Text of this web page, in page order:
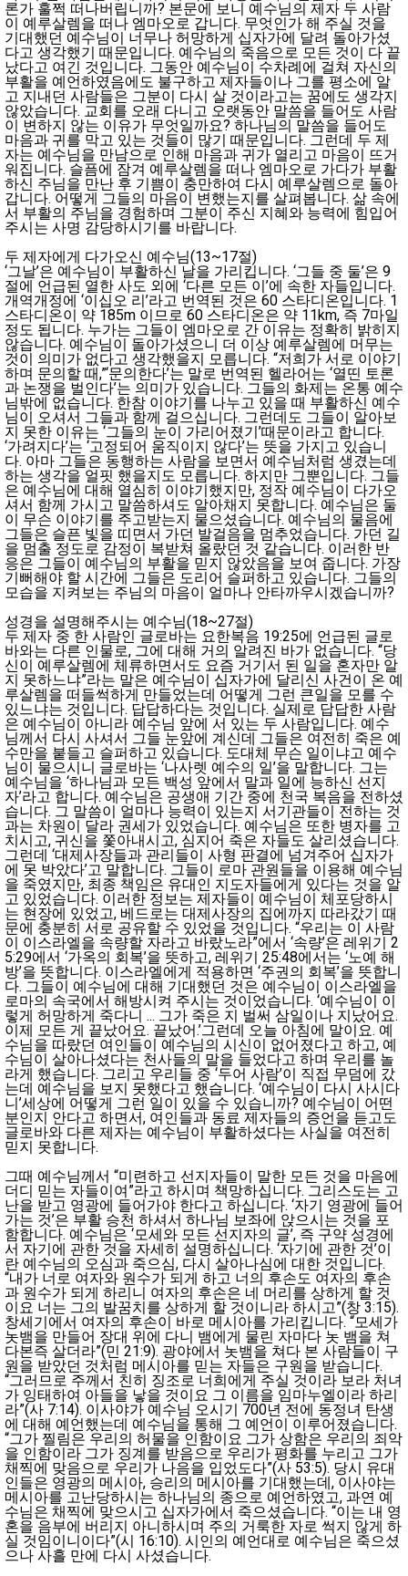
론가 훌쩍 떠나버립니까? 본문에 보니 예수님의 제자 두 사람
이 예루살렘을 떠나 엠마오로 갑니다. 무엇인가 해 주실 것을
기대했던 예수님이 너무나 허망하게 십자가에 달려 돌아가셨
다고 생각했기 때문입니다. 예수님의 죽음으로 모든 것이 다 끝
났다고 여긴 것입니다. 그동안 예수님이 수차례에 걸쳐 자신의
부활을 예언하였음에도 불구하고 제자들이나 그를 평소에 알
고 지내던 사람들은 그분이 다시 살 것이라고는 꿈에도 생각지
않았습니다. 교회를 오래 다니고 오랫동안 말씀을 들어도 사람
이 변하지 않는 이유가 무엇일까요? 하나님의 말씀을 들어도
마음과 귀를 막고 있는 것들이 많기 때문입니다. 그런데 두 제
자는 예수님을 만남으로 인해 마음과 귀가 열리고 마음이 뜨거
워집니다. 슬픔에 잠겨 예루살렘을 떠나 엠마오로 가다가 부활
하신 주님을 만난 후 기쁨이 충만하여 다시 예루살렘으로 돌아
갑니다. 어떻게 그들의 마음이 변했는지를 살펴봅니다. 삶 속에
서 부활의 주님을 경험하며 그분이 주신 지혜와 능력에 힘입어
주시는 사명 감당하시기를 바랍니다.
두 제자에게 다가오신 예수님(13~17절)
‘그날’은 예수님이 부활하신 날을 가리킵니다. ‘그들 중 둘’은 9
절에 언급된 열한 사도 외에 ‘다른 모든 이’에 속한 자들입니다.
개역개정에 ‘이십오 리’라고 번역된 것은 60 스타디온입니다. 1
스타디온이 약 185m 이므로 60 스타디온은 약 11km, 즉 7마일
정도 됩니다. 누가는 그들이 엠마오로 간 이유는 정확히 밝히지
않습니다. 예수님이 돌아가셨으니 더 이상 예루살렘에 머무는
것이 의미가 없다고 생각했을지 모릅니다. “저희가 서로 이야기
하며 문의할 때,”‘문의한다’는 말로 번역된 헬라어는 ‘열띤 토론
과 논쟁을 벌인다’는 의미가 있습니다. 그들의 화제는 온통 예수
님밖에 없습니다. 한참 이야기를 나누고 있을 때 부활하신 예수
님이 오셔서 그들과 함께 걸으십니다. 그런데도 그들이 알아보
지 못한 이유는 ‘그들의 눈이 가리어졌기’때문이라고 합니다.
‘가려지다’는 ‘고정되어 움직이지 않다’는 뜻을 가지고 있습니
다. 아마 그들은 동행하는 사람을 보면서 예수님처럼 생겼는데
하는 생각을 얼핏 했을지도 모릅니다. 하지만 그뿐입니다. 그들
은 예수님에 대해 열심히 이야기했지만, 정작 예수님이 다가오
셔서 함께 가시고 말씀하셔도 알아채지 못합니다. 예수님은 둘
이 무슨 이야기를 주고받는지 물으셨습니다. 예수님의 물음에
그들은 슬픈 빛을 띠면서 가던 발걸음을 멈추었습니다. 가던 길
을 멈출 정도로 감정이 복받쳐 올랐던 것 같습니다. 이러한 반
응은 그들이 예수님의 부활을 믿지 않았음을 보여 줍니다. 가장
기뻐해야 할 시간에 그들은 도리어 슬퍼하고 있습니다. 그들의
모습을 지켜보는 주님의 마음이 얼마나 안타까우시겠습니까?
성경을 설명해주시는 예수님(18~27절)
두 제자 중 한 사람인 글로바는 요한복음 19:25에 언급된 글로
바와는 다른 인물로, 그에 대해 거의 알려진 바가 없습니다. “당
신이 예루살렘에 체류하면서도 요즘 거기서 된 일을 혼자만 알
지 못하느냐”라는 말은 예수님이 십자가에 달리신 사건이 온 예
루살렘을 떠들썩하게 만들었는데 어떻게 그런 큰일을 모를 수
있느냐는 것입니다. 답답하다는 것입니다. 실제로 답답한 사람
은 예수님이 아니라 예수님 앞에 서 있는 두 사람입니다. 예수
님께서 다시 사셔서 그들 눈앞에 계신데 그들은 여전히 죽은 예
수만을 붙들고 슬퍼하고 있습니다. 도대체 무슨 일이냐고 예수
님이 물으시니 글로바는 ‘나사렛 예수의 일’을 말합니다. 그는
예수님을 ‘하나님과 모든 백성 앞에서 말과 일에 능하신 선지
자’라고 합니다. 예수님은 공생애 기간 중에 천국 복음을 전하셨
습니다. 그 말씀이 얼마나 능력이 있는지 서기관들이 전하는 것
과는 차원이 달라 권세가 있었습니다. 예수님은 또한 병자를 고
치시고, 귀신을 쫓아내시고, 심지어 죽은 자들도 살리셨습니다.
그런데 ‘대제사장들과 관리들이 사형 판결에 넘겨주어 십자가
에 못 박았다’고 말합니다. 그들이 로마 관원들을 이용해 예수님
을 죽였지만, 최종 책임은 유대인 지도자들에게 있다는 것을 알
고 있었습니다. 이러한 정보는 제자들이 예수님이 체포당하시
는 현장에 있었고, 베드로는 대제사장의 집에까지 따라갔기 때
문에 충분히 서로 공유할 수 있었을 것입니다. “우리는 이 사람
이 이스라엘을 속량할 자라고 바랐노라”에서 ‘속량’은 레위기 2
5:29에서 ‘가옥의 회복’을 뜻하고, 레위기 25:48에서는 ‘노예 해
방’을 뜻합니다. 이스라엘에게 적용하면 ‘주권의 회복’을 뜻합니
다. 그들이 예수님에 대해 기대했던 것은 예수님이 이스라엘을
로마의 속국에서 해방시켜 주시는 것이었습니다. ‘예수님이 이
렇게 허망하게 죽다니 ... 그가 죽은 지 벌써 삼일이나 지났어요.
이제 모든 게 끝났어요. 끝났어.’그런데 오늘 아침에 말이요. 예
수님을 따랐던 여인들이 예수님의 시신이 없어졌다고 하고, 예
수님이 살아나셨다는 천사들의 말을 들었다고 하며 우리를 놀
라게 했습니다. 그리고 우리들 중 ‘두어 사람’이 직접 무덤에 갔
는데 예수님을 보지 못했다고 했습니다. ‘예수님이 다시 사시다
니’세상에 어떻게 그런 일이 있을 수 있습니까? 예수님이 어떤
분인지 안다고 하면서, 여인들과 동료 제자들의 증언을 듣고도
글로바와 다른 제자는 예수님이 부활하셨다는 사실을 여전히
믿지 못합니다.
그때 예수님께서 “미련하고 선지자들이 말한 모든 것을 마음에
더디 믿는 자들이여”라고 하시며 책망하십니다. 그리스도는 고
난을 받고 영광에 들어가야 한다고 하십니다. ‘자기 영광에 들어
가는 것’은 부활 승천 하셔서 하나님 보좌에 앉으시는 것을 포
함합니다. 예수님은 ‘모세와 모든 선지자의 글’, 즉 구약 성경에
서 자기에 관한 것을 자세히 설명하십니다. ‘자기에 관한 것’이
란 예수님의 오심과 죽으심, 다시 살아나심에 대한 것입니다.
“내가 너로 여자와 원수가 되게 하고 너의 후손도 여자의 후손
과 원수가 되게 하리니 여자의 후손은 네 머리를 상하게 할 것
이요 너는 그의 발꿈치를 상하게 할 것이니라 하시고”(창 3:15).
창세기에서 여자의 후손이 바로 메시아를 가리킵니다. “모세가
놋뱀을 만들어 장대 위에 다니 뱀에게 물린 자마다 놋 뱀을 쳐
다본즉 살더라”(민 21:9). 광야에서 놋뱀을 쳐다 본 사람들이 구
원을 받았던 것처럼 메시아를 믿는 자들은 구원을 받습니다.
“그러므로 주께서 친히 징조로 너희에게 주실 것이라 보라 처녀
가 잉태하여 아들을 낳을 것이요 그 이름을 임마누엘이라 하리
라”(사 7:14). 이사야가 예수님 오시기 700년 전에 동정녀 탄생
에 대해 예언했는데 예수님을 통해 그 예언이 이루어졌습니다.
“그가 찔림은 우리의 허물을 인함이요 그가 상함은 우리의 죄악
을 인함이라 그가 징계를 받음으로 우리가 평화를 누리고 그가
채찍에 맞음으로 우리가 나음을 입었도다”(사 53:5). 당시 유대
인들은 영광의 메시아, 승리의 메시아를 기대했는데, 이사야는
메시아를 고난당하시는 하나님의 종으로 예언하였고, 과연 예
수님은 채찍에 맞으시고 십자가에서 죽으셨습니다. “이는 내 영
혼을 음부에 버리지 아니하시며 주의 거룩한 자로 썩지 않게 하
실 것임이니이다”(시 16:10). 시인의 예언대로 예수님은 죽으셨
으나 사흘 만에 다시 사셨습니다.